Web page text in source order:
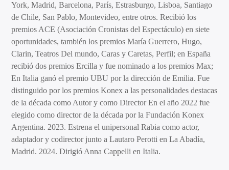
York, Madrid, Barcelona, París, Estrasburgo, Lisboa, Santiago
de Chile, San Pablo, Montevideo, entre otros. Recibió los
premios ACE (Asociación Cronistas del Espectáculo) en siete
oportunidades, también los premios María Guerrero, Hugo,
Clarin, Teatros Del mundo, Caras y Caretas, Perfil; en España
recibió dos premios Ercilla y fue nominado a los premios Max;
En Italia ganó el premio UBU por la dirección de Emilia. Fue
distinguido por los premios Konex a las personalidades destacas
de la década como Autor y como Director En el año 2022 fue
elegido como director de la década por la Fundación Konex
Argentina. 2023. Estrena el unipersonal Rabia como actor,
adaptador y codirector junto a Lautaro Perotti en La Abadía,
Madrid. 2024. Dirigió Anna Cappelli en Italia.